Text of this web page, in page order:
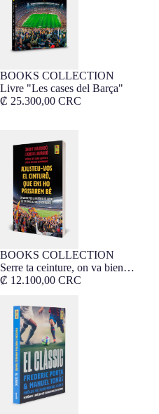
BOOKS COLLECTION
Livre "Les cases del Barça"
₡ 25.300,00 CRC
s'amuser - Catalán
BOOKS COLLECTION
Serre ta ceinture, on va bien
s'amuser - Catalán
₡ 12.100,00 CRC